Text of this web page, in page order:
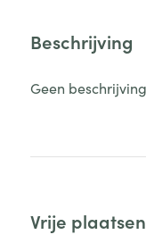
Beschrijving
Geen
Vrije plaatsen